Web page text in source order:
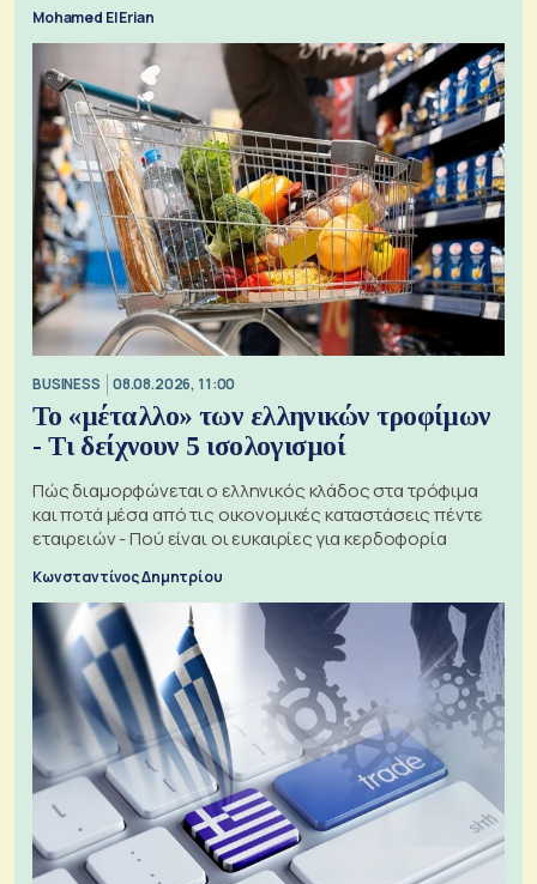
Mohamed El Erian
BUSINESS 08.08.2026, 11:00
Το «μέταλλο» των ελληνικών τροφίμων
- Τι δείχνουν 5 ισολογισμοί
Πώς διαμορφώνεται ο ελληνικός κλάδος στα τρόφιμα
και ποτά μέσα από τις οικονομικές καταστάσεις πέντε
εταιρειών - Πού είναι οι ευκαιρίες για κερδοφορία
Κωνσταντίνος Δημητρίου